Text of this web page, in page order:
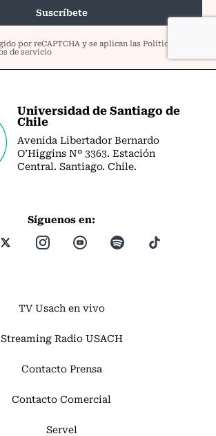
Universidad de Santiago de
Chile
Avenida Libertador Bernardo
O’Higgins Nº 3363. Estación
Central. Santiago. Chile.
Síguenos en:
TV Usach en vivo
Streaming Radio USACH
Contacto Prensa
Contacto Comercial
Servel